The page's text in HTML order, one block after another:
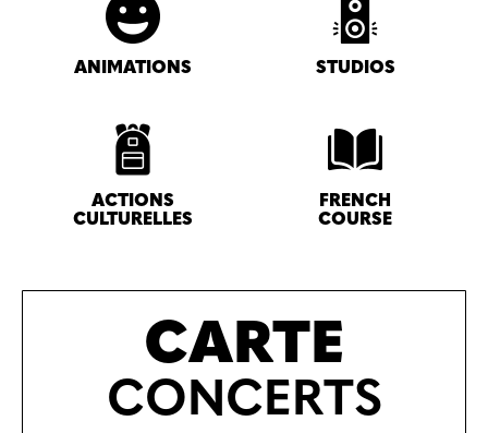
ANIMATIONS STUDIOS
ACTIONS
CULTURELLES
FRENCH
COURSE
CARTE
CONCERTS